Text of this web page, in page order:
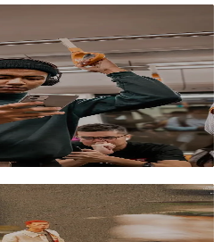
– hoe pas je je
(En waarom je zonder